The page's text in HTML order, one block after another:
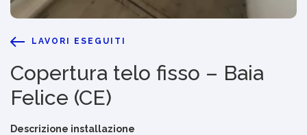
LAVORI ESEGUITI
Copertura telo fisso – Baia
Felice (CE)
Descrizione installazione